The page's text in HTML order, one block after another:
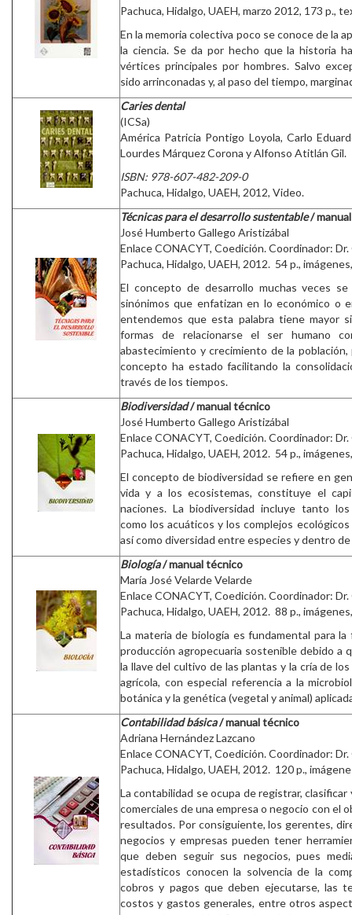
Pachuca, Hidalgo, UAEH, marzo 2012, 173 p.,
En la memoria colectiva poco se conoce de la
la ciencia. Se da por hecho que la historia
vértices principales por hombres. Salvo
sido arrinconadas y, al paso del tiempo,
Caries dental
(ICSa)
América Patricia Pontigo Loyola, Carlo
Lourdes Márquez Corona y Alfonso Atitlán Gil.
ISBN: 978-607-482-209-0
Pachuca, Hidalgo, UAEH, 2012, Video.
Técnicas para el desarrollo sustentable/
José Humberto Gallego Aristizábal
Enlace CONACYT, Coedición. Coordinador:
Pachuca, Hidalgo, UAEH, 2012. 54 p.,
El concepto de desarrollo muchas veces
sinónimos que enfatizan en lo económico o
entendemos que esta palabra tiene mayor
formas de relacionarse el ser humano
abastecimiento y crecimiento de la
concepto ha estado facilitando la
través de los tiempos.
Biodiversidad/ manual técnico
José Humberto Gallego Aristizábal
Enlace CONACYT, Coedición. Coordinador:
Pachuca, Hidalgo, UAEH, 2012. 54 p.,
El concepto de biodiversidad se refiere en
vida y a los ecosistemas, constituye el
naciones. La biodiversidad incluye tanto
como los acuáticos y los complejos
así como diversidad entre especies y dentro de
Biología/ manual técnico
María José Velarde Velarde
Enlace CONACYT, Coedición. Coordinador:
Pachuca, Hidalgo, UAEH, 2012. 88 p.,
La materia de biología es fundamental para
producción agropecuaria sostenible debido a
la llave del cultivo de las plantas y la cría de
agrícola, con especial referencia a la
botánica y la genética (vegetal y animal)
Contabilidad básica/ manual técnico
Adriana Hernández Lazcano
Enlace CONACYT, Coedición. Coordinador:
Pachuca, Hidalgo, UAEH, 2012. 120 p.,
La contabilidad se ocupa de registrar,
comerciales de una empresa o negocio con el
resultados. Por consiguiente, los gerentes,
negocios y empresas pueden tener
que deben seguir sus negocios, pues
estadísticos conocen la solvencia de la
cobros y pagos que deben ejecutarse, las
costos y gastos generales, entre otros